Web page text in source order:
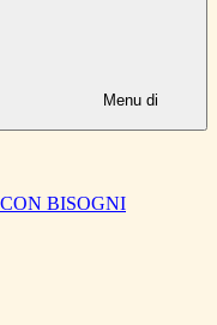
Menu di
BISOGNI